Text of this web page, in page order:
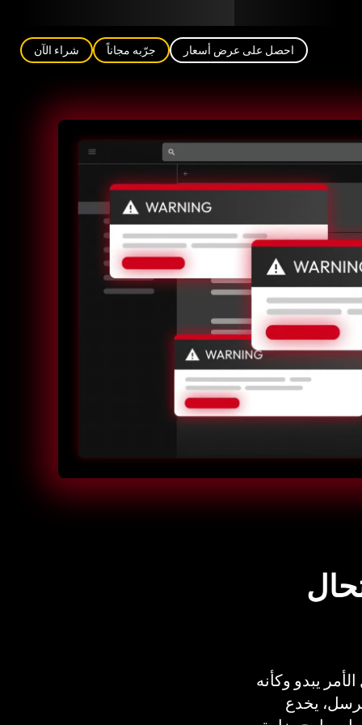
احصل على عرض أسعار جرّبه مجاناً شراء الآن
يبدو وكأنه
يخدع
عنوان IP
هجمات